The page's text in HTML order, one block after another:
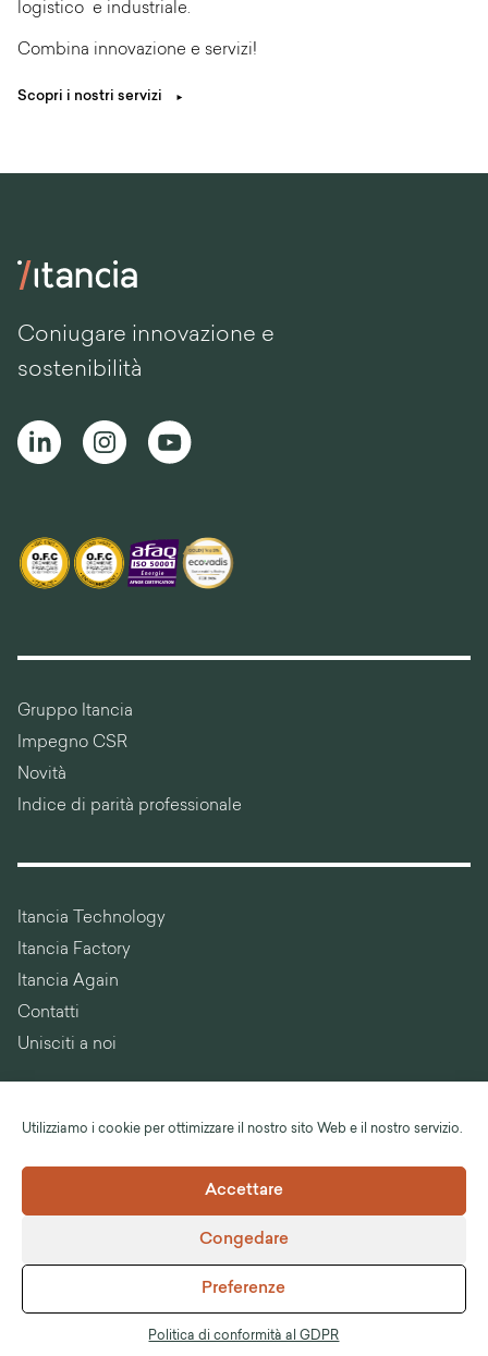
Utilizziamo i cookie per ottimizzare il nostro sito Web e il nostro servizio.
Accettare
Congedare
Preferenze
Politica di conformità al GDPR
logistico e industriale.
Combina innovazione e servizi!
Scopri i nostri servizi
Coniugare innovazione e
sostenibilità
Gruppo Itancia
Impegno CSR
Novità
Indice di parità professionale
Itancia Technology
Itancia Factory
Itancia Again
Contatti
Unisciti a noi
Condizioni Generali di Vendita
Politica di conformità al GDPR
Anticorruzione